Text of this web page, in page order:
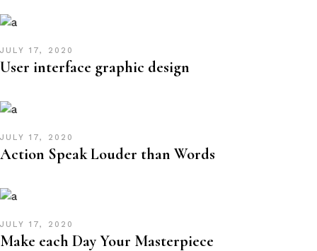
JULY 17, 2020
User interface graphic design
JULY 17, 2020
Action Speak Louder than Words
JULY 17, 2020
Make each Day Your Masterpiece